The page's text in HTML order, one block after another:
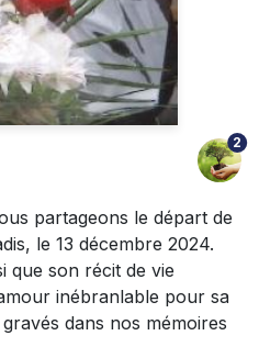
2
partageons le départ de
le 13 décembre 2024.
que son récit de vie
inébranlable pour sa
dans nos mémoires